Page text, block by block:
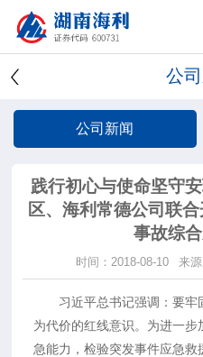
公
公司新闻
践行初心与使命坚守
区、海利常德公司联
事故综
时间：2018-08-10 来
习近平总书记强调：要牢
为代价的红线意识。为进一
急能力，检验突发事件应急